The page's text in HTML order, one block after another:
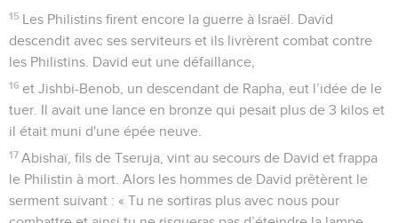
15 Les Philistins firent encore la guerre à Israël. David
descendit avec ses serviteurs et ils livrèrent combat contre
les Philistins. David eut une défaillance,
16 et Jishbi-Benob, un descendant de Rapha, eut l’idée de le
tuer. Il avait une lance en bronze qui pesait plus de 3 kilos et
il était muni d'une épée neuve.
17 Abishaï, fils de Tseruja, vint au secours de David et frappa
le Philistin à mort. Alors les hommes de David prêtèrent le
serment suivant : « Tu ne sortiras plus avec nous pour